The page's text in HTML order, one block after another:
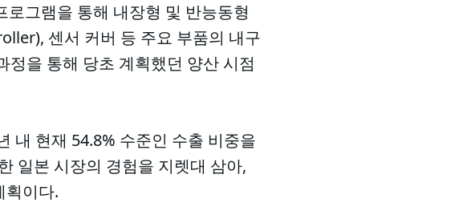
로그램을 통해 내장형 및 반능동형
센서 커버 등 주요 부품의 내구
을 통해 당초 계획했던 양산 시점
내 현재 54.8% 수준인 수출 비중을
일본 시장의 경험을 지렛대 삼아,
획이다.